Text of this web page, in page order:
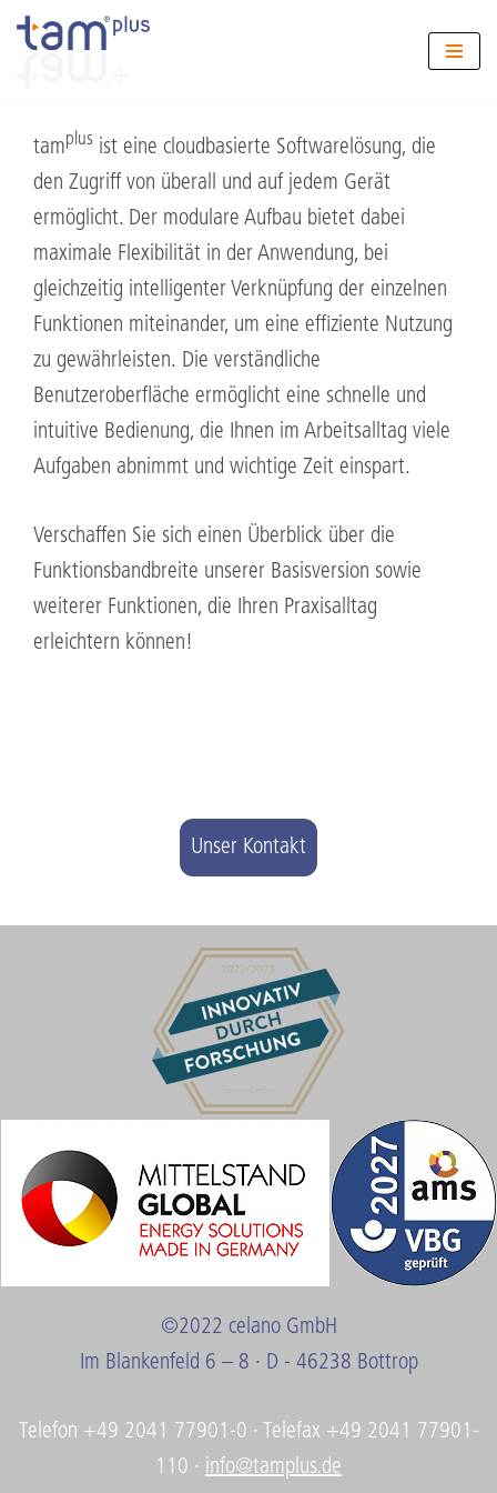
springen
tamplus ist eine cloudbasierte Softwarelösung, die
den Zugriff von überall und auf jedem Gerät
ermöglicht. Der modulare Aufbau bietet dabei
maximale Flexibilität in der Anwendung, bei
gleichzeitig intelligenter Verknüpfung der einzelnen
Funktionen miteinander, um eine effiziente Nutzung
zu gewährleisten. Die verständliche
Benutzeroberfläche ermöglicht eine schnelle und
intuitive Bedienung, die Ihnen im Arbeitsalltag viele
Aufgaben abnimmt und wichtige Zeit einspart.
Verschaffen Sie sich einen Überblick über die
Funktionsbandbreite unserer Basisversion sowie
weiterer Funktionen, die Ihren Praxisalltag
erleichtern können!
Unser Kontakt
©2022 celano GmbH
Im Blankenfeld 6 – 8 · D - 46238 Bottrop
Telefon +49 2041 77901-0 · Telefax +49 2041 77901-
110 · info@tamplus.de